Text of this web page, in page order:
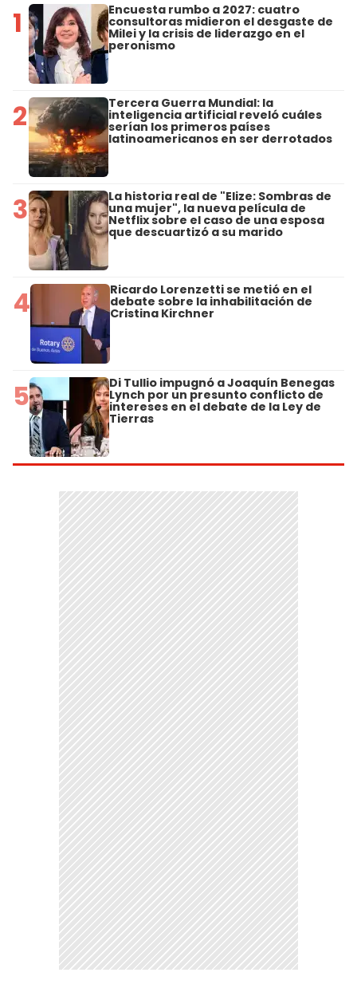
1 Encuesta rumbo a 2027: cuatro
consultoras midieron el desgaste de
Milei y la crisis de liderazgo en el
peronismo
2 Tercera Guerra Mundial: la
inteligencia artificial reveló cuáles
serían los primeros países
latinoamericanos en ser derrotados
3 La historia real de "Elize: Sombras de
una mujer", la nueva película de
Netflix sobre el caso de una esposa
que descuartizó a su marido
4 Ricardo Lorenzetti se metió en el
debate sobre la inhabilitación de
Cristina Kirchner
5 Di Tullio impugnó a Joaquín Benegas
Lynch por un presunto conflicto de
intereses en el debate de la Ley de
Tierras